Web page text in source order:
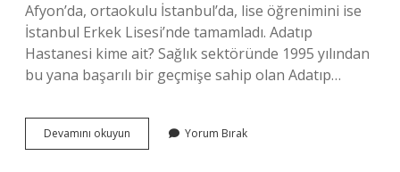
Afyon’da, ortaokulu İstanbul’da, lise öğrenimini ise
İstanbul Erkek Lisesi’nde tamamladı. Adatıp
Hastanesi kime ait? Sağlık sektöründe 1995 yılından
bu yana başarılı bir geçmişe sahip olan Adatıp…
Devamını okuyun
Hastanesinin
Yorum Bırak